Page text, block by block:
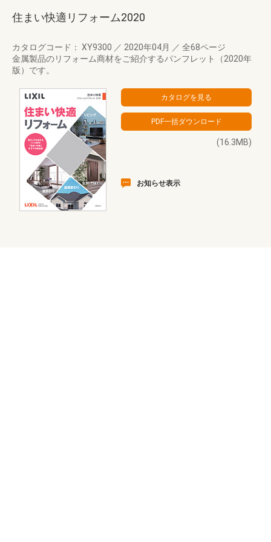
住まい快適リフォーム2020
カタログコード： XY9300 ／ 2020年04月 ／ 全68ページ
金属製品のリフォーム商材をご紹介するパンフレット（2020年
版）です。
(16.3MB)
お知らせ表示